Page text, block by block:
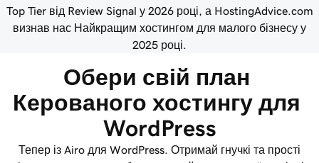
Top Tier від Review Signal у 2026 році, а HostingAdvice.com
визнав нас Найкращим хостингом для малого бізнесу у
2025 році.
Обери свій план
Керованого хостингу для
WordPress
Тепер із Airo для WordPress. Отримай гнучкі та прості